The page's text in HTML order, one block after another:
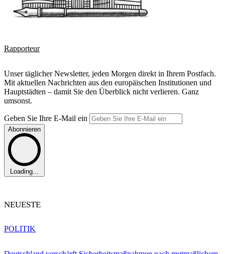
Rapporteur
Unser täglicher Newsletter, jeden Morgen direkt in Ihrem Postfach.
Mit aktuellen Nachrichten aus den europäischen Institutionen und
Hauptstädten – damit Sie den Überblick nicht verlieren. Ganz
umsonst.
Geben Sie Ihre E-Mail ein
Abonnieren
Loading...
NEUESTE
POLITIK